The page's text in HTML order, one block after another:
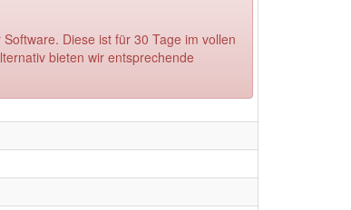
Diese ist für 30 Tage im vollen
bieten wir entsprechende